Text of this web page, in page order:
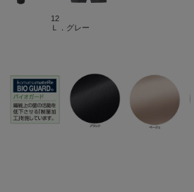
12
Ｌ．グレー